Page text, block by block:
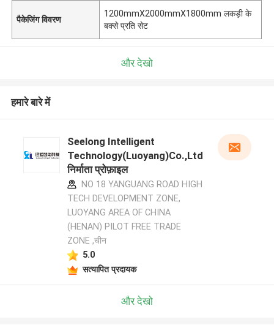
पैकेजिंग विवरण
1200mmX2000mmX1800mm लकड़ी के
बक्से प्रति सेट
और देखो
हमारे बारे में
Seelong Intelligent
Technology(Luoyang)Co.,Ltd
निर्माता प्रोफ़ाइल
NO 18 YANGUANG ROAD HIGH
TECH DEVELOPMENT ZONE,
LUOYANG AREA OF CHINA
(HENAN) PILOT FREE TRADE
ZONE ,चीन
5.0
सत्यापित प्रदायक
और देखो